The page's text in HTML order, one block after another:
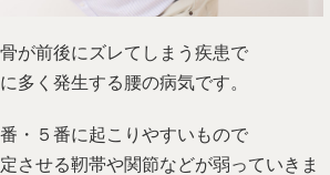
が前後にズレてしまう疾患で
多く発生する腰の病気です。
・５番に起こりやすいもので
させる靭帯や関節などが弱っていきま